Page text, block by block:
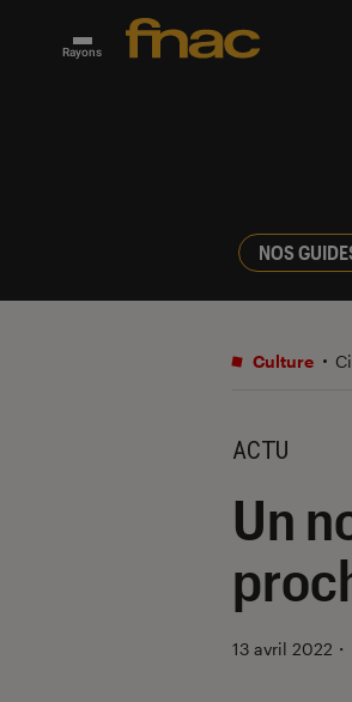
Rayons
NOS
Culture
ACTU
Un
13 avril 2022 ・